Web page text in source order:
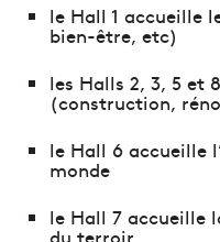
le Hall 1 accueille
bien-être, etc)
les Halls 2, 3, 5 et
(construction,
le Hall 6 accueille
monde
le Hall 7 accueille
du terroir